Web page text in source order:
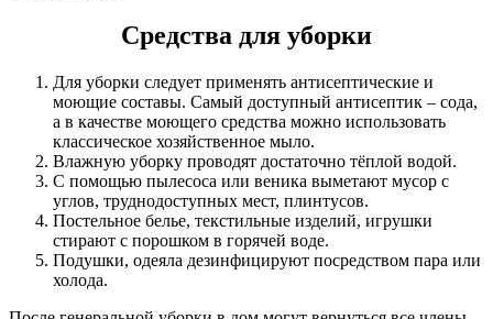
Средства для уборки
Для уборки следует применять антисептические и
моющие составы. Самый доступный антисептик – сода,
а в качестве моющего средства можно использовать
классическое хозяйственное мыло.
Влажную уборку проводят достаточно тёплой водой.
С помощью пылесоса или веника выметают мусор с
углов, труднодоступных мест, плинтусов.
Постельное белье, текстильные изделий, игрушки
стирают с порошком в горячей воде.
Подушки, одеяла дезинфицируют посредством пара или
холода.